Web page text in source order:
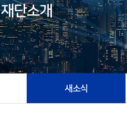
시상식
사업계획
재단소개
새소식